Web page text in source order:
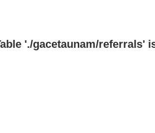
'./gacetaunam/referrals'